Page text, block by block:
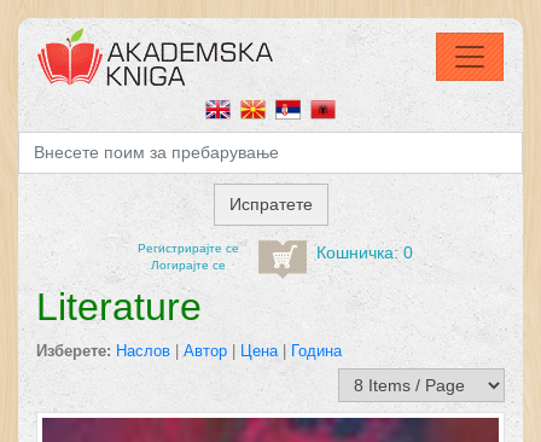
Регистрирајтe се
Логирајте се
Кошничка: 0
Literature
Изберете: Наслов | Автор | Цена | Година